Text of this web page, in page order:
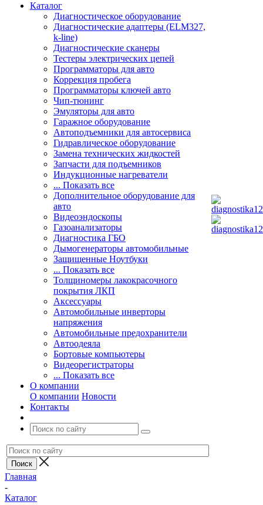
Каталог
Диагностическое оборудование
Диагностические адаптеры (ELM327,
k-line)
Диагностические сканеры
Тестеры электрических цепей
Программаторы для авто
Коррекция пробега
Программаторы ключей авто
Чип-тюнинг
Эмуляторы для авто
Гаражное оборудование
Автоподъемники для автосервиса
Гидравлическое оборудование
Замена технических жидкостей
Запчасти для подъемников
Индукционные нагреватели
... Показать все
Дополнительное оборудование для
авто
Видеоэндоскопы
Газоанализаторы
Диагностика ГБО
Дымогенераторы автомобильные
Защищенные Ноутбуки
... Показать все
Толщиномеры лакокрасочного
покрытия ЛКП
Аксессуары
Автомобильные инверторы
напряжения
Автомобильные предохранители
Автоодеяла
Бортовые компьютеры
Видеорегистраторы
... Показать все
О компании
О компании Новости
Контакты
Главная
-
Каталог